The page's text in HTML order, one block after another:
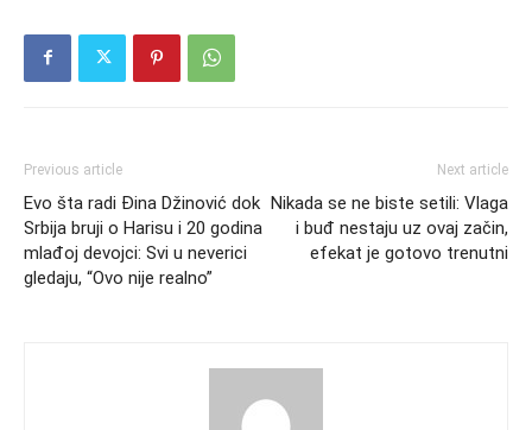
Previous article
Evo šta radi Đina Džinović dok
Srbija bruji o Harisu i 20 godina
mlađoj devojci: Svi u neverici
gledaju, “Ovo nije realno”
Next article
Nikada se ne biste setili: Vlaga
i buđ nestaju uz ovaj začin,
efekat je gotovo trenutni